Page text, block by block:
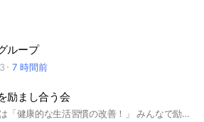
ループ
7 時間前
励まし合う会
ダイエットとは「健康的な生活習慣の改善！」 みんなで励まし合って継続しましょう✨ ⭐️大事なノートの確認を お願いします😊